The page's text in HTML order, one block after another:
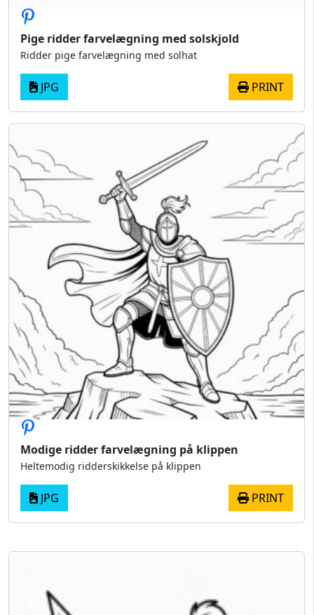
Pige ridder farvelægning med solskjold
Ridder pige farvelægning med solhat
JPG PRINT
Modige ridder farvelægning på klippen
Heltemodig ridderskikkelse på klippen
JPG PRINT